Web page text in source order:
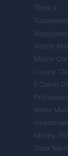
Think.it
Viaggiamo
Nonne
Milano
Luxury
Il Calcio
World
Money
Zona Nerd